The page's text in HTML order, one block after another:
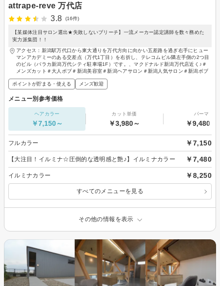
attrape-reve 万代店
3.8
(16件)
【某媒体注目サロン選出★失敗しないブリーチ】一流メーカー認定講師を数々務めた
実力派集団！！
アクセス：新潟駅万代口から東大通りを万代方向に向かい五差路を過ぎ右手にヒュー
マンアカデミーのある交差点（万代1丁目）を右折し、テレコムビル隣左手側の2つ目
のビル（パラカ新潟万代シティ駐車場1F）です。、マクドナルド新潟万代店近く♪＃
メンズカット＃大人ボブ＃新潟美容室＃新潟ヘアサロン＃新潟人気サロン＃新潟ボブ
ポイントが貯まる・使える メンズ歓迎
メニュー別参考価格
ヘアカラー
￥7,150～
カット単価
￥3,980～
パーマ
￥9,480～
フルカラー ￥7,150
【大注目！イルミナ☆圧倒的な透明感と艶♪】イルミナカラー ￥7,480
イルミナカラー ￥8,250
すべてのメニューを見る
その他の情報を表示